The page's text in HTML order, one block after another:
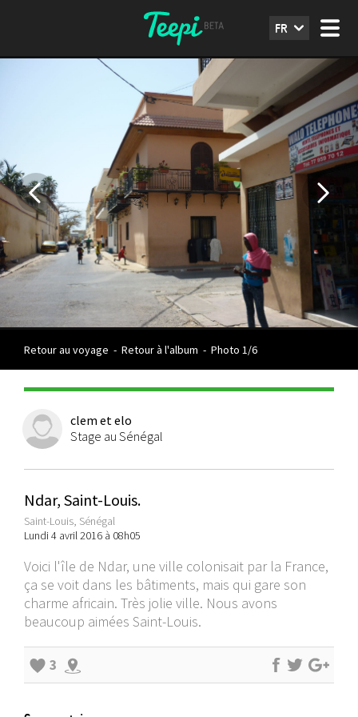
FR
Retour au voyage - Retour à l'album - Photo 1/6
clem et elo
Stage au Sénégal
Ndar, Saint-Louis.
Saint-Louis, Sénégal
Lundi 4 avril 2016 à 08h05
Voici l'île de Ndar, une ville colonisait par la France,
ça se voit dans les bâtiments, mais qui gare son
charme africain. Très jolie ville. Nous avons
beaucoup aimées Saint-Louis.
3